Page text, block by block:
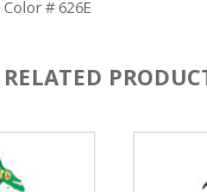
# 626E
RELATED